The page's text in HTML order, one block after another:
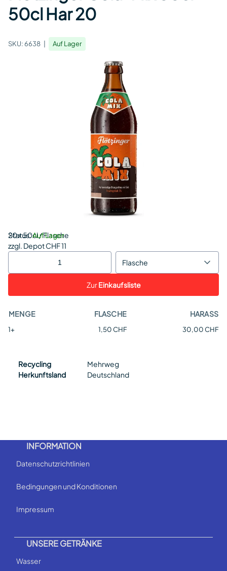
50cl Har 20
SKU:6638 Auf Lager
Status:Auf Lager
20 x 50cl / Flasche
zzgl. Depot CHF 11
Flasche
ZurEinkaufsliste
MENGE FLASCHE HARASS
1+ 1,50 CHF 30,00 CHF
Recycling
Mehrweg
Herkunftsland
Deutschland
INFORMATION
Datenschutzrichtlinien
Bedingungen und Konditionen
Impressum
UNSERE GETRÄNKE
Wasser